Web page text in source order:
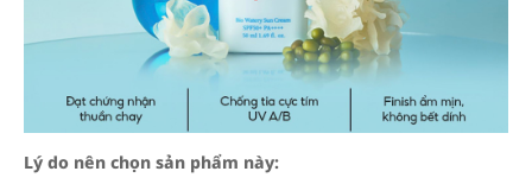
Lý do nên chọn sản phẩm này: